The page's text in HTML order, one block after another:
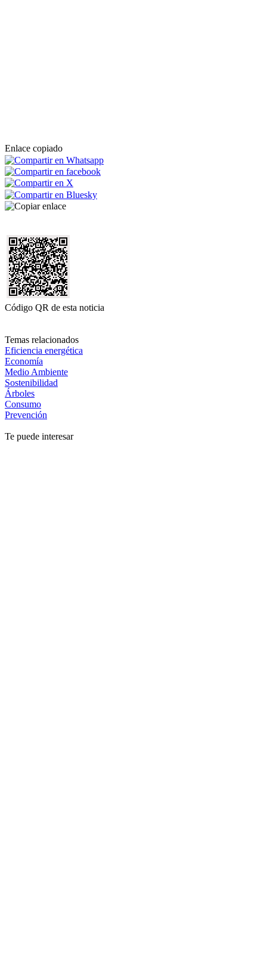
Enlace copiado
Código QR de esta noticia
Temas relacionados
Eficiencia energética
Economía
Medio Ambiente
Sostenibilidad
Árboles
Consumo
Prevención
Te puede interesar